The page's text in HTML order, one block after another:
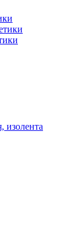
изолента